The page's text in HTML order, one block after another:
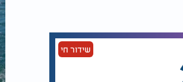
שידור חי